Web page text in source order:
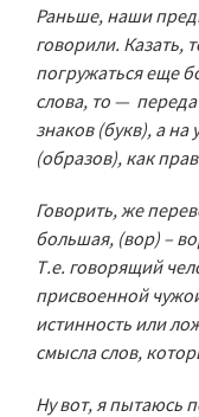
Раньше, наши
говорили. Казать,
погружаться еще
слова, то —
знаков (букв), а
(образов), как
Говорить, же
большая, (вор) –
Т.е. говорящий
присвоенной
истинность или
смысла слов,
Ну вот, я пытаюсь